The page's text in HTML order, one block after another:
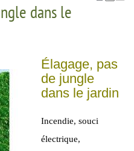
dans le
Élagage, pas
de jungle
dans le jardin
Incendie, souci
électrique,